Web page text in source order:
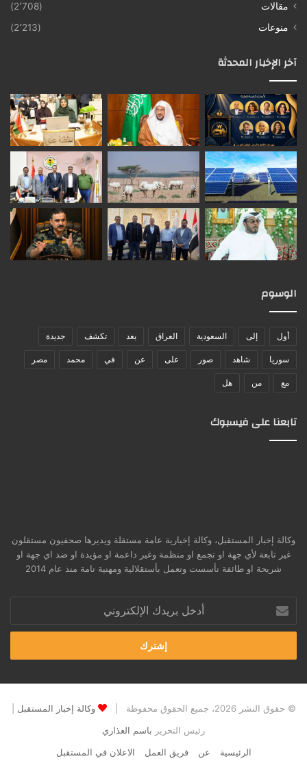
مقالات
(2٬708)
منوعات
(2٬213)
آخر الإخبار المحدثة
الوسوم
أول إلى السعودية العراق بعد تكشف جديدة
سوريا شاهد صور على عن في محمد مصر
مع من هل
تابعنا على فيسبوك
وكالة إخبار المستقبل، وكالة إخبارية عامة مستقلة ويديرها صحفيون مستقلون
غير تابعة لأي جهة او تجمع او منظمة وغير داعمة او مؤيدة او ضد اي جهة او
شريحة او طائفة تأسست وتعمل بأستقلالية ومهنية تامة منذ عام 2014
بريدك
الإلكتروني
© حقوق النشر 2026، جميع الحقوق محفوظة | وكالة إخبار المستقبل
رئيس التحرير باسم العذاري
الرئيسية
عن فريق العمل الاعلان في المستقبل